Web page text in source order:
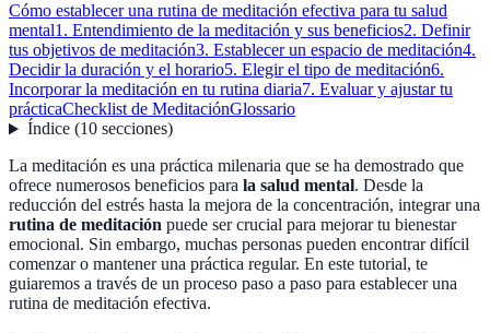
Cómo establecer una rutina de meditación efectiva para tu salud
mental1. Entendimiento de la meditación y sus beneficios2. Definir
tus objetivos de meditación3. Establecer un espacio de meditación4.
Decidir la duración y el horario5. Elegir el tipo de meditación6.
Incorporar la meditación en tu rutina diaria7. Evaluar y ajustar tu
prácticaChecklist de MeditaciónGlossario
Índice(10 secciones)
La meditación es una práctica milenaria que se ha demostrado que
ofrece numerosos beneficios para la salud mental. Desde la
reducción del estrés hasta la mejora de la concentración, integrar una
rutina de meditación puede ser crucial para mejorar tu bienestar
emocional. Sin embargo, muchas personas pueden encontrar difícil
comenzar o mantener una práctica regular. En este tutorial, te
guiaremos a través de un proceso paso a paso para establecer una
rutina de meditación efectiva.